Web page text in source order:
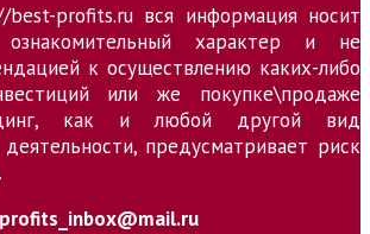
profits.ru вся информация носит
ознакомительный характер и не
к осуществлению каких-либо
или же покупке\продаже
как и любой другой вид
предусматривает риск
profits_inbox@mail.ru